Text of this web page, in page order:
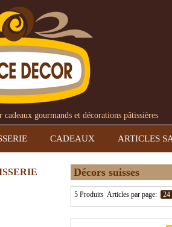
gourmands et décorations pâtissières
CADEAUX ARTICLES
Décors suisses
5 Produits Articles par page: 24